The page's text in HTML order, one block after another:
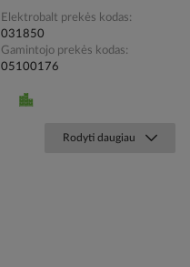
Elektrobalt prekės kodas
031850
Gamintojo prekės kodas
05100176
Rodyti daugiau